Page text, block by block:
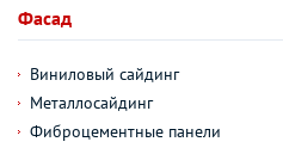
Фасад
Виниловый сайдинг
Металлосайдинг
Фиброцементные панели